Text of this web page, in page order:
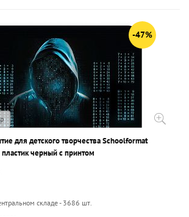
-47%
для детского творчества Schoolformat
черный с принтом
складе - 3686 шт.